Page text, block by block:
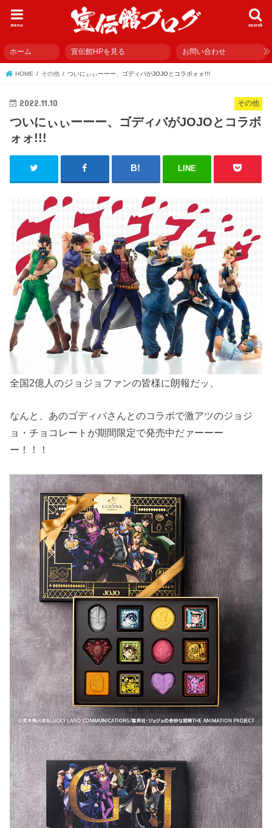
search
menu
ホーム 宣伝館HPを見る お問い合わせ
HOME その他 ついにぃぃーーー、ゴディバがJOJOとコラボォォ!!!
その他
2022.11.10
ついにぃぃーーー、ゴディバがJOJOとコラボ
ォォ!!!
LINE
全国2億人のジョジョファンの皆様に朗報だッ、
なんと、あのゴディバさんとのコラボで激アツのジョジ
ョ・チョコレートが期間限定で発売中だァーーー
ー！！！